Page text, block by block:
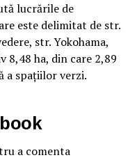
lucrările de
este delimitat de str.
str. Yokohama,
8,48 ha, din care 2,89
a spațiilor verzi.
a comenta